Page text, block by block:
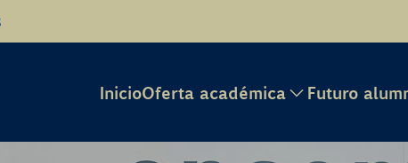
InicioOferta académica Futuro